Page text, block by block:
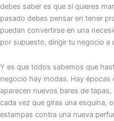
debes saber es que si quieres
pasado debes pensar en tener
puedan convertirse en una
por supuesto, dirigir tu negocio
Y es que todos sabemos que
negocio hay modas. Hay épocas
aparecen nuevos bares de
cada vez que giras una esquina,
estampas contra una nueva